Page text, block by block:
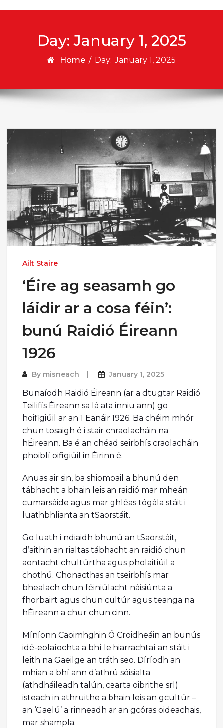
Day:January 1, 2025
Home / Day: January 1, 2025
Ailt Staire
‘Éire ag seasamh go
láidir ar a cosa féin’:
bunú Raidió Éireann
1926
By misneach January 1, 2025
Bunaíodh Raidió Éireann (ar a dtugtar Raidió
Teilifís Éireann sa lá atá inniu ann) go
hoifigiúil ar an 1 Eanáir 1926. Ba chéim mhór
chun tosaigh é i stair chraolacháin na
hÉireann. Ba é an chéad seirbhís craolacháin
phoiblí oifigiúil in Éirinn é.
Anuas air sin, ba shiombail a bhunú den
tábhacht a bhain leis an raidió mar mheán
cumarsáide agus mar ghléas tógála stáit i
luathbhlianta an tSaorstáit.
Go luath i ndiaidh bhunú an tSaorstáit,
d’aithin an rialtas tábhacht an raidió chun
aontacht chultúrtha agus pholaitiúil a
chothú. Chonacthas an tseirbhís mar
bhealach chun féiniúlacht náisiúnta a
fhorbairt agus chun cultúr agus teanga na
hÉireann a chur chun cinn.
Míníonn Caoimhghin Ó Croidheáin an bunús
idé-eolaíochta a bhí le hiarrachtaí an stáit i
leith na Gaeilge an tráth seo. Díríodh an
mhian a bhí ann d’athrú sóisialta
(athdháileadh talún, cearta oibrithe srl)
isteach in athruithe a bhain leis an gcultúr –
an ‘Gaelú’ a rinneadh ar an gcóras oideachais,
mar shampla.